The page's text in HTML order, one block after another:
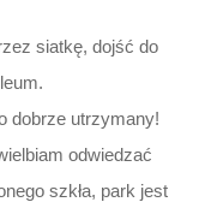
siatkę, dojść do
dobrze utrzymany!
odwiedzać
szkła, park jest